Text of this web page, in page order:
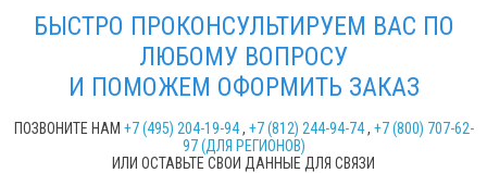
БЫСТРО ПРОКОНСУЛЬТИРУЕМ ВАС ПО
ЛЮБОМУ ВОПРОСУ
И ПОМОЖЕМ ОФОРМИТЬ ЗАКАЗ
ПОЗВОНИТЕ НАМ +7 (495) 204-19-94, +7 (812) 244-94-74, +7 (800) 707-62-
97 (ДЛЯ РЕГИОНОВ)
ИЛИ ОСТАВЬТЕ СВОИ ДАННЫЕ ДЛЯ СВЯЗИ